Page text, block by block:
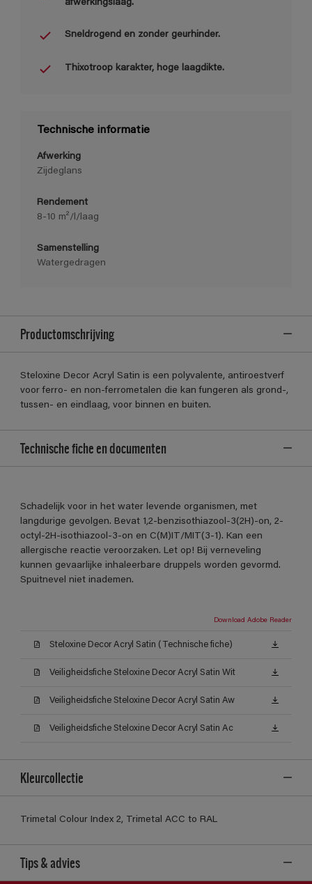
afwerkingslaag.
Sneldrogend en zonder geurhinder.
Thixotroop karakter, hoge laagdikte.
Technische informatie
Afwerking
Zijdeglans
Rendement
8-10 m²/l/laag
Samenstelling
Watergedragen
Productomschrijving
Steloxine Decor Acryl Satin is een polyvalente, antiroestverf
voor ferro- en non-ferrometalen die kan fungeren als grond-,
tussen- en eindlaag, voor binnen en buiten.
Technische fiche en documenten
Schadelijk voor in het water levende organismen, met
langdurige gevolgen. Bevat 1,2-benzisothiazool-3(2H)-on, 2-
octyl-2H-isothiazool-3-on en C(M)IT/MIT(3-1). Kan een
allergische reactie veroorzaken. Let op! Bij verneveling
kunnen gevaarlijke inhaleerbare druppels worden gevormd.
Spuitnevel niet inademen.
Download Adobe Reader
Steloxine Decor Acryl Satin (Technische fiche)
Veiligheidsfiche Steloxine Decor Acryl Satin Wit
Veiligheidsfiche Steloxine Decor Acryl Satin Aw
Veiligheidsfiche Steloxine Decor Acryl Satin Ac
Kleurcollectie
Trimetal Colour Index 2, Trimetal ACC to RAL
Tips & advies